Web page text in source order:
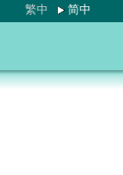
繁中 简中